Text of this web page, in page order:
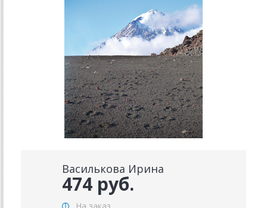
Василькова Ирина
474 руб.